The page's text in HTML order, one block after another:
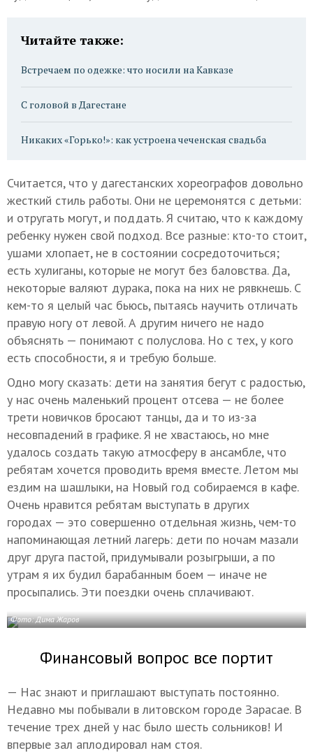
Читайте также:
Встречаем по одежке: что носили на Кавказе
С головой в Дагестане
Никаких «Горько!»: как устроена чеченская свадьба
Считается, что у дагестанских хореографов довольно
жесткий стиль работы. Они не церемонятся с детьми:
и отругать могут, и поддать. Я считаю, что к каждому
ребенку нужен свой подход. Все разные: кто-то стоит,
ушами хлопает, не в состоянии сосредоточиться;
есть хулиганы, которые не могут без баловства. Да,
некоторые валяют дурака, пока на них не рявкнешь. С
кем-то я целый час бьюсь, пытаясь научить отличать
правую ногу от левой. А другим ничего не надо
объяснять — понимают с полуслова. Но с тех, у кого
есть способности, я и требую больше.
Одно могу сказать: дети на занятия бегут с радостью,
у нас очень маленький процент отсева — не более
трети новичков бросают танцы, да и то из-за
несовпадений в графике. Я не хвастаюсь, но мне
удалось создать такую атмосферу в ансамбле, что
ребятам хочется проводить время вместе. Летом мы
ездим на шашлыки, на Новый год собираемся в кафе.
Очень нравится ребятам выступать в других
городах — это совершенно отдельная жизнь, чем-то
напоминающая летний лагерь: дети по ночам мазали
друг друга пастой, придумывали розыгрыши, а по
утрам я их будил барабанным боем — иначе не
просыпались. Эти поездки очень сплачивают.
Фото: Дима Жаров
Финансовый вопрос все портит
— Нас знают и приглашают выступать постоянно.
Недавно мы побывали в литовском городе Зарасае. В
течение трех дней у нас было шесть сольников! И
впервые зал аплодировал нам стоя.